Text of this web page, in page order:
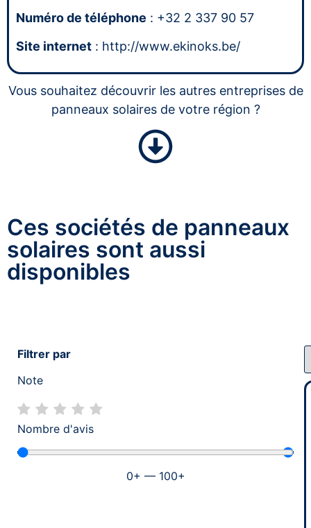
Numéro de téléphone : +32 2 337 90 57
Site internet : http://www.ekinoks.be/
Vous souhaitez découvrir les autres entreprises de
panneaux solaires de votre région ?
Ces sociétés de panneaux
solaires sont aussi
disponibles
Filtrer par
Note
Nombre d'avis
0+ — 100+